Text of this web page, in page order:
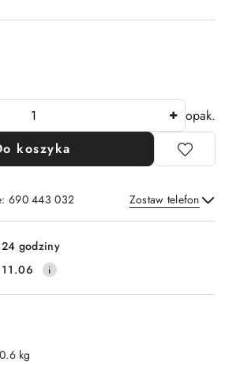
opak.
koszyka
690 443 032 Zostaw telefon
Wyślij
24 godziny
11.06
0.6 kg